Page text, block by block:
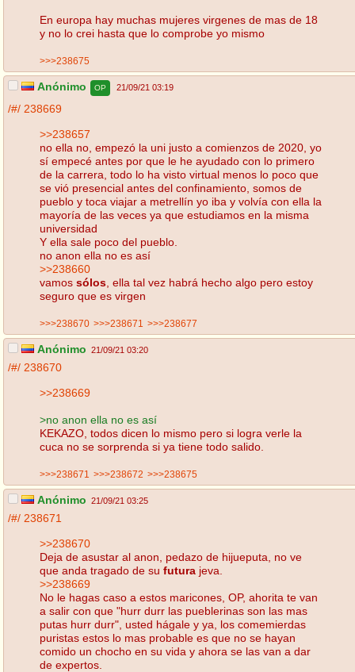
En europa hay muchas mujeres virgenes de mas de 18
y no lo crei hasta que lo comprobe yo mismo
>>>238675
Anónimo OP 21/09/21 03:19
/#/ 238669
>>238657
no ella no, empezó la uni justo a comienzos de 2020, yo
sí empecé antes por que le he ayudado con lo primero
de la carrera, todo lo ha visto virtual menos lo poco que
se vió presencial antes del confinamiento, somos de
pueblo y toca viajar a metrellín yo iba y volvía con ella la
mayoría de las veces ya que estudiamos en la misma
universidad
Y ella sale poco del pueblo.
no anon ella no es así
>>238660
vamos sólos , ella tal vez habrá hecho algo pero estoy
seguro que es virgen
>>>238670 >>>238671 >>>238677
Anónimo 21/09/21 03:20
/#/ 238670
>>238669
>no anon ella no es así
KEKAZO, todos dicen lo mismo pero si logra verle la
cuca no se sorprenda si ya tiene todo salido.
>>>238671 >>>238672 >>>238675
Anónimo 21/09/21 03:25
/#/ 238671
>>238670
Deja de asustar al anon, pedazo de hijueputa, no ve
que anda tragado de su futura jeva.
>>238669
No le hagas caso a estos maricones, OP, ahorita te van
a salir con que "hurr durr las pueblerinas son las mas
putas hurr durr", usted hágale y ya, los comemierdas
puristas estos lo mas probable es que no se hayan
comido un chocho en su vida y ahora se las van a dar
de expertos.